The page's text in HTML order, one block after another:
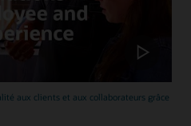
aux clients et aux collaborateurs grâce